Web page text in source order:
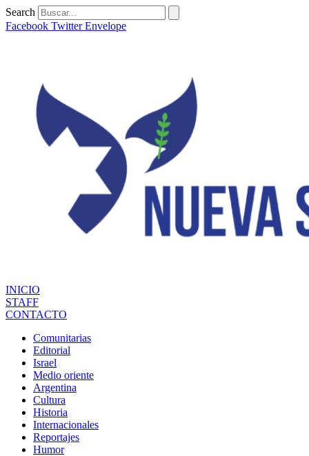
Ir
al
Search
Facebook Twitter Envelope
INICIO
STAFF
CONTACTO
Comunitarias
Editorial
Israel
Medio oriente
Argentina
Cultura
Historia
Internacionales
Reportajes
Humor